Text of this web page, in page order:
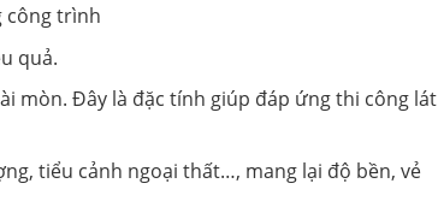
công trình
quả.
mòn. Đây là đặc tính giúp đáp ứng thi công lát
tiểu cảnh ngoại thất…, mang lại độ bền, vẻ